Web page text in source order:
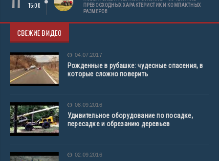
15:00
ПРЕВОСХОДНЫХ ХАРАКТЕРИСТИК И КОМПАКТНЫХ
РАЗМЕРОВ
СВЕЖИЕ ВИДЕО
04.07.2017
Рожденные в рубашке: чудесные спасения, в
которые сложно поверить
08.09.2016
Удивительное оборудование по посадке,
пересадке и обрезанию деревьев
02.09.2016